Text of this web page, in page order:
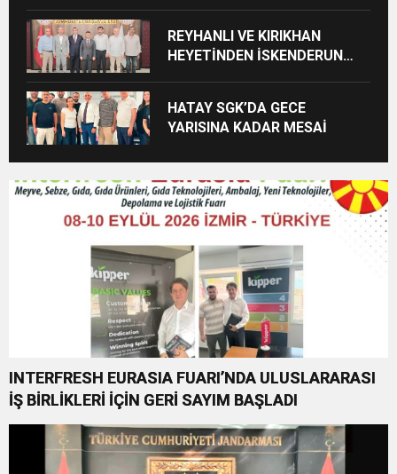
BAŞLATILDI”
REYHANLI VE KIRIKHAN
HEYETİNDEN İSKENDERUN
HATAY SGK’DA GECE
YARISINA KADAR MESAİ
INTERFRESH EURASIA FUARI’NDA ULUSLARARASI
İŞ BİRLİKLERİ İÇİN GERİ SAYIM BAŞLADI